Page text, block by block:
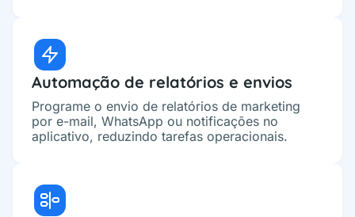
Automação de relatórios e envios
Programe o envio de relatórios de marketing
por e-mail, WhatsApp ou notificações no
aplicativo, reduzindo tarefas operacionais.